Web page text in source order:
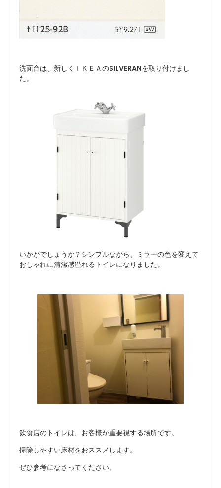
洗面台は、新しくＩＫＥＡのSILVERANを取り付けまし
た。
いかがでしょうか？シンプルながら、ミラーの色を変えて
おしゃれに清潔感溢れるトイレになりました。
飲食店のトイレは、お客様が重要視する場所です。
掃除しやすい床材をおススメします。
ぜひ参考になさってください。